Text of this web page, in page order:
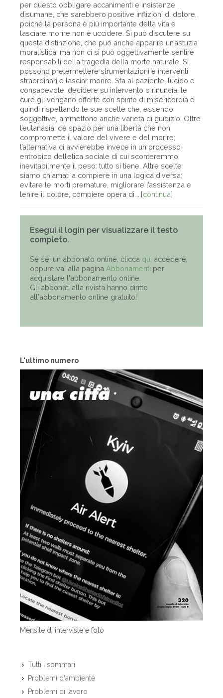
L'ultimo numero
Mensile di interviste e foto
Tutti i sommari
Problemi d'ambiente
Problemi di lavoro
per questo obbligare accanimenti e insistenze
disumane, che sarebbero positive inflizioni di dolore,
poiché la persona è più importante della vita e
lasciare morire non è uccidere. Si può discutere su
questa distinzione, che può anche apparire un’astuzia
moralistica; ma non ci si può oggettivamente sentire
responsabili della tragedia della morte naturale. Si
possono pretermettere strumentazioni e interventi
straordinari e lasciar morire. Sta al paziente, lucido e
consapevole, decidere su intervento o rinuncia; le
cure gli vengano offerte con spirito di misericordia e
quindi rispettando le sue scelte che, essendo
soggettive, ammettono anche varietà di giudizio. Oltre
l’eutanasia, c’è spazio per una libertà che non
compromette il valore del vivere e del morire;
l’alternativa ci avvierebbe invece in un processo
entropico dell’etica sociale di cui sconteremmo
inevitabilmente il peso: tutto si tiene. Altre scelte
siamo chiamati a compiere in una logica diversa:
evitare le morti premature, migliorare l’assistenza e
lenire il dolore, compiere opera di ...[continua]
Esegui il login per visualizzare il testo
completo.
Se sei un abbonato online, clicca qui accedere,
oppure vai alla pagina Abbonamenti per
acquistare l'abbonamento online.
Gli abbonati alla rivista hanno diritto
all'abbonamento online gratuito!